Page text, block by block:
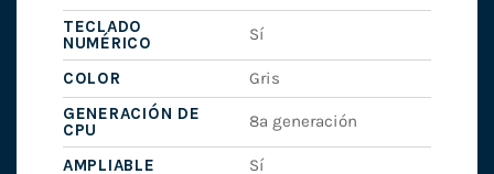
TECLADO
NUMÉRICO
Sí
COLOR
Gris
GENERACIÓN DE
CPU
8ª generación
AMPLIABLE Sí